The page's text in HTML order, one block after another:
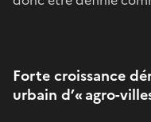
Forte croissance
urbain d’« agro-